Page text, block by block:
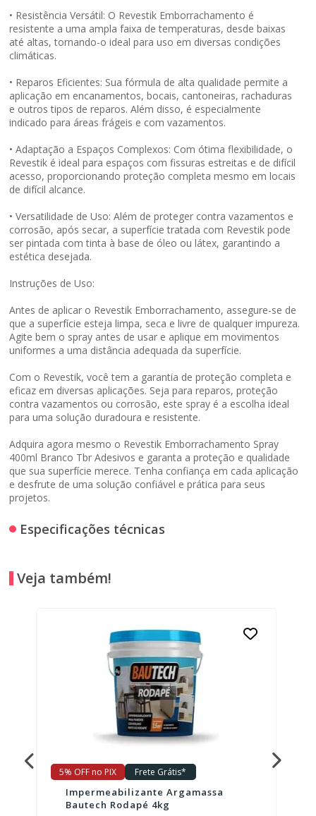
• Resistência Versátil: O Revestik Emborrachamento é
resistente a uma ampla faixa de temperaturas, desde baixas
até altas, tornando-o ideal para uso em diversas condições
climáticas.
• Reparos Eficientes: Sua fórmula de alta qualidade permite a
aplicação em encanamentos, bocais, cantoneiras, rachaduras
e outros tipos de reparos. Além disso, é especialmente
indicado para áreas frágeis e com vazamentos.
• Adaptação a Espaços Complexos: Com ótima flexibilidade, o
Revestik é ideal para espaços com fissuras estreitas e de difícil
acesso, proporcionando proteção completa mesmo em locais
de difícil alcance.
• Versatilidade de Uso: Além de proteger contra vazamentos e
corrosão, após secar, a superfície tratada com Revestik pode
ser pintada com tinta à base de óleo ou látex, garantindo a
estética desejada.
Instruções de Uso:
Antes de aplicar o Revestik Emborrachamento, assegure-se de
que a superfície esteja limpa, seca e livre de qualquer impureza.
Agite bem o spray antes de usar e aplique em movimentos
uniformes a uma distância adequada da superfície.
Com o Revestik, você tem a garantia de proteção completa e
eficaz em diversas aplicações. Seja para reparos, proteção
contra vazamentos ou corrosão, este spray é a escolha ideal
para uma solução duradoura e resistente.
Adquira agora mesmo o Revestik Emborrachamento Spray
400ml Branco Tbr Adesivos e garanta a proteção e qualidade
que sua superfície merece. Tenha confiança em cada aplicação
e desfrute de uma solução confiável e prática para seus
projetos.
Especificações técnicas
Veja também!
5% OFF no PIX Frete Grátis*
Impermeabilizante Argamassa
Bautech Rodapé 4kg